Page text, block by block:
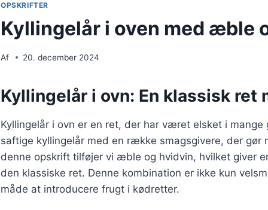
OPSKRIFTER
Kyllingelår i oven med æble
Af 20. december 2024
Kyllingelår i ovn: En klassisk ret
Kyllingelår i ovn er en ret, der har været elsket i mange
saftige kyllingelår med en række smagsgivere, der gør
denne opskrift tilføjer vi æble og hvidvin, hvilket giver
den klassiske ret. Denne kombination er ikke kun
måde at introducere frugt i kødretter.